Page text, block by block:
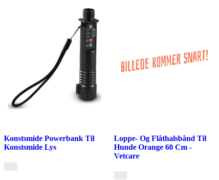
Konstsmide Powerbank Til
Konstsmide Lys
Loppe- Og Flåthalsbånd Til
Hunde Orange 60 Cm -
Vetcare